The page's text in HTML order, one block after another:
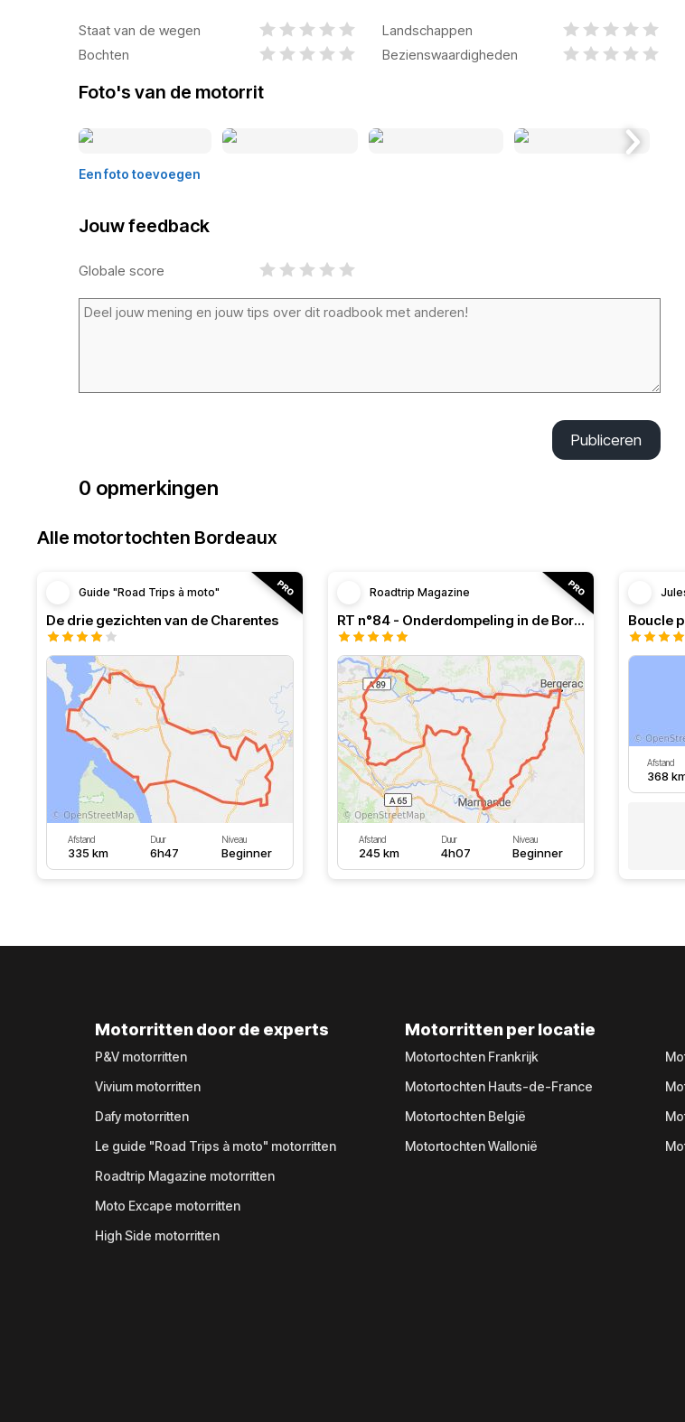
Staat van de wegen
Landschappen
Bochten
Bezienswaardigheden
Foto's van de motorrit
Een foto toevoegen
Jouw feedback
Globale score
Publiceren
0 opmerkingen
Alle motortochten Bordeaux
Guide "Road Trips à moto"
De drie gezichten van de Charentes
Afstand
335 km
Duur
6h47
Niveau
Beginner
Roadtrip Magazine
RT n°84 - Onderdompeling in de Bordeaux
Afstand
245 km
Duur
4h07
Niveau
Beginner
Afstand
368
Motorritten door de experts
P&V motorritten
Vivium motorritten
Dafy motorritten
Le guide "Road Trips à moto" motorritten
Roadtrip Magazine motorritten
Moto Excape motorritten
High Side motorritten
Motorritten per locatie
Motortochten Frankrijk
Motortochten Hauts-de-France
Motortochten België
Motortochten Wallonië